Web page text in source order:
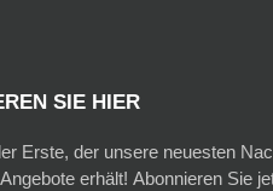
SIE HIER
Erste, der unsere neuesten
erhält! Abonnieren Sie